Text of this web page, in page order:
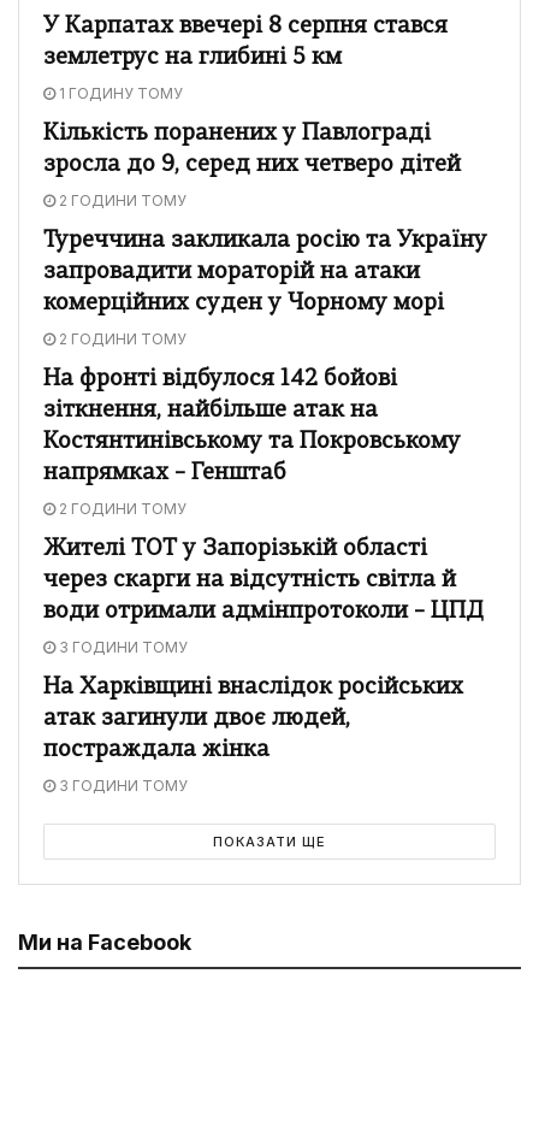
У Карпатах ввечері 8 серпня стався
землетрус на глибині 5 км
1 ГОДИНУ ТОМУ
Кількість поранених у Павлограді
зросла до 9, серед них четверо дітей
2 ГОДИНИ ТОМУ
Туреччина закликала росію та Україну
запровадити мораторій на атаки
комерційних суден у Чорному морі
2 ГОДИНИ ТОМУ
На фронті відбулося 142 бойові
зіткнення, найбільше атак на
Костянтинівському та Покровському
напрямках – Генштаб
2 ГОДИНИ ТОМУ
Жителі ТОТ у Запорізькій області
через скарги на відсутність світла й
води отримали адмінпротоколи – ЦПД
3 ГОДИНИ ТОМУ
На Харківщині внаслідок російських
атак загинули двоє людей,
постраждала жінка
3 ГОДИНИ ТОМУ
ПОКАЗАТИ ЩЕ
Ми на Facebook